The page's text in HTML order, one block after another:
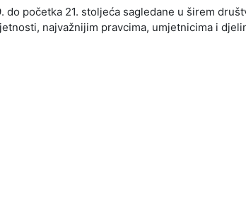
početka 21. stoljeća sagledane u širem
najvažnijim pravcima, umjetnicima i